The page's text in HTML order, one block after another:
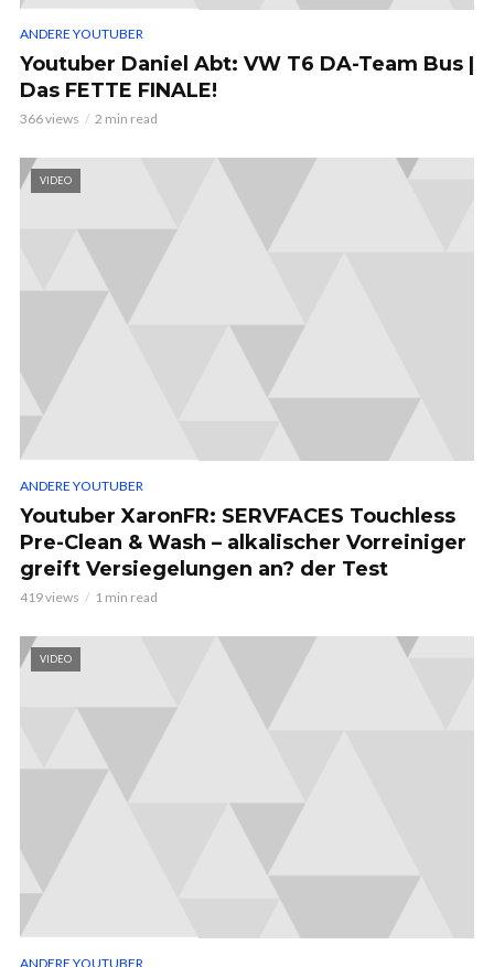
ANDERE YOUTUBER
Youtuber Daniel Abt: VW T6 DA-Team Bus |
Das FETTE FINALE!
366 views 2 min read
VIDEO
ANDERE YOUTUBER
Youtuber XaronFR: SERVFACES Touchless
Pre-Clean & Wash – alkalischer Vorreiniger
greift Versiegelungen an? der Test
419 views 1 min read
VIDEO
ANDERE YOUTUBER